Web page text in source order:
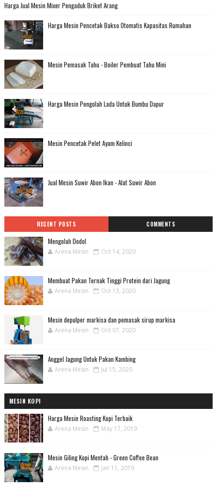
Harga Jual Mesin Mixer Pengaduk Briket Arang
Harga Mesin Pencetak Bakso Otomatis Kapasitas Rumahan
Mesin Pemasak Tahu - Boiler Pembuat Tahu Mini
Harga Mesin Pengolah Lada Untuk Bumbu Dapur
Mesin Pencetak Pelet Ayam Kelinci
Jual Mesin Suwir Abon Ikan - Alat Suwir Abon
RECENT POSTS COMMENTS
Mengolah Dodol
Arena Mesin Oct 14, 2020
Membuat Pakan Ternak Tinggi Protein dari Jagung
Arena Mesin Oct 13, 2020
Mesin depulper markisa dan pemasak sirup markisa
Arena Mesin Oct 07, 2020
Anggel Jagung Untuk Pakan Kambing
Arena Mesin Jul 15, 2020
MESIN KOPI
Harga Mesin Roasting Kopi Terbaik
Arena Mesin May 17, 2019
Mesin Giling Kopi Mentah - Green Coffee Bean
Arena Mesin Jan 11, 2019